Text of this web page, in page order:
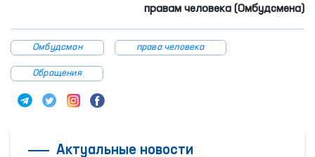
правам человека (Омбудсмена)
Омбудсман права человека
Обращения
Актуальные новости